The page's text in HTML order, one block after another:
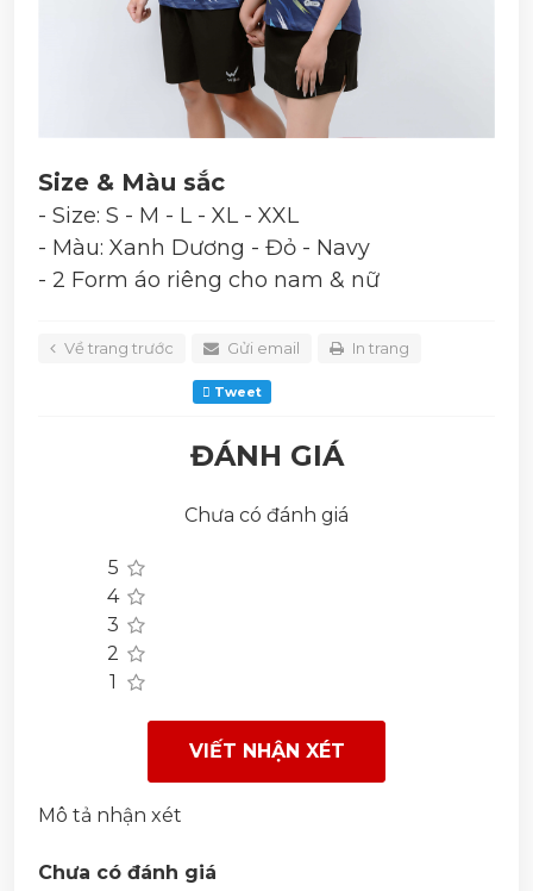
Size & Màu sắc
- Size: S - M - L - XL - XXL
- Màu: Xanh Dương - Đỏ - Navy
- 2 Form áo riêng cho nam & nữ
Về trang trước Gửi email In trang
Tweet
ĐÁNH GIÁ
Chưa có đánh giá
5
4
3
2
1
VIẾT NHẬN XÉT
Mô tả nhận xét
Chưa có đánh giá